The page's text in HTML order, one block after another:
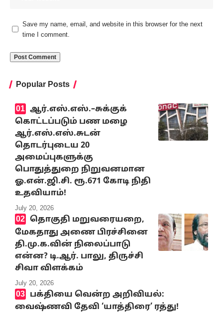
Save my name, email, and website in this browser for the next
time I comment.
Popular Posts
ஆர்.எஸ்.எஸ்.–சுக்குக்
கொட்டப்படும் பண மழை
ஆர்.எஸ்.எஸ்.சுடன்
தொடர்புடைய 20
அமைப்புகளுக்கு
பொதுத்துறை நிறுவனமான
ஓ.என்.ஜி.சி. ரூ.671 கோடி நிதி
உதவியாம்!
July 20, 2026
தொகுதி மறுவரையறை,
மேகதாது அணை பிரச்சினை
தி.மு.க.வின் நிலைப்பாடு
என்ன? டி.ஆர். பாலு, திருச்சி
சிவா விளக்கம்
July 20, 2026
பக்தியை வென்ற அறிவியல்:
வைஷ்ணவி தேவி ‘யாத்திரை’ ரத்து!